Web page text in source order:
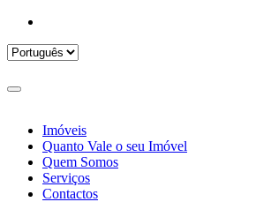
Imóveis
Quanto Vale o seu Imóvel
Quem Somos
Serviços
Contactos